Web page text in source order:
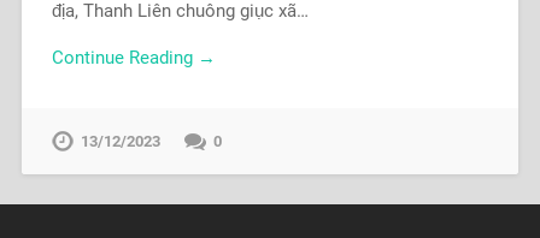
địa, Thanh Liên chuông giục xã…
Continue Reading →
13/12/2023 0